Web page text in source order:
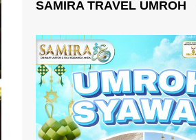
SAMIRA TRAVEL UMROH